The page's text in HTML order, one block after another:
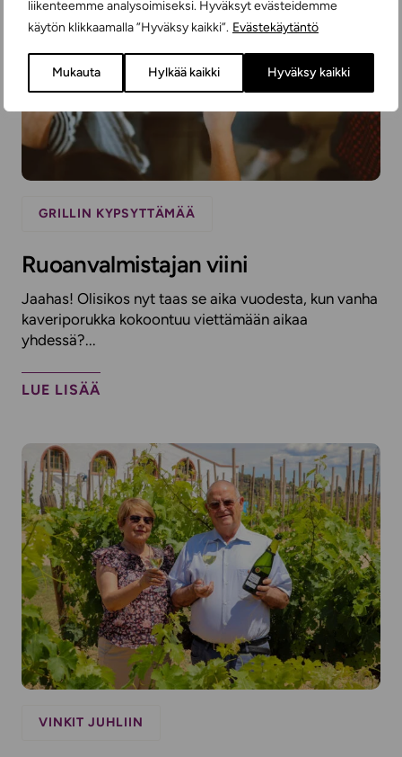
liikenteemme analysoimiseksi. Hyväksyt evästeidemme
käytön klikkaamalla ”Hyväksy kaikki”. Evästekäytäntö
Mukauta Hylkää kaikki Hyväksy kaikki
GRILLIN KYPSYTTÄMÄÄ
Ruoanvalmistajan viini
Jaahas! Olisikos nyt taas se aika vuodesta, kun vanha
kaveriporukka kokoontuu viettämään aikaa
yhdessä?...
LUE LISÄÄ
VINKIT JUHLIIN